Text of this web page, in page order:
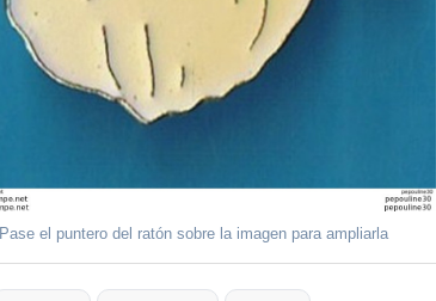
Pase el puntero del ratón sobre la imagen para ampliarla